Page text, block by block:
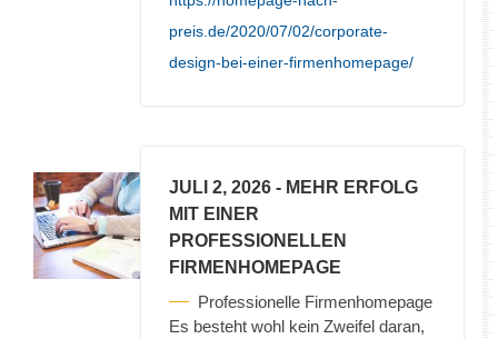
preis.de/2020/07/02/corporate-
design-bei-einer-firmenhomepage/
JULI 2, 2026 - MEHR ERFOLG
MIT EINER
PROFESSIONELLEN
FIRMENHOMEPAGE
Professionelle Firmenhomepage
Es besteht wohl kein Zweifel daran,